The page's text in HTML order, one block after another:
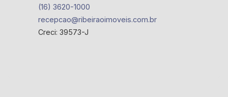
(16) 3620-1000
recepcao@ribeiraoimoveis.com.br
Creci: 39573-J